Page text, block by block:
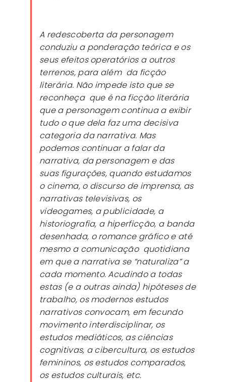
A redescoberta da personagem
conduziu a ponderação teórica e os
seus efeitos operatórios a outros
terrenos, para além da ficção
literária. Não impede isto que se
reconheça que é na ficção literária
que a personagem continua a exibir
tudo o que dela faz uma decisiva
categoria da narrativa. Mas
podemos continuar a falar da
narrativa, da personagem e das
suas figurações, quando estudamos
o cinema, o discurso de imprensa, as
narrativas televisivas, os
videogames, a publicidade, a
historiografia, a hiperficção, a banda
desenhada, o romance gráfico e até
mesmo a comunicação quotidiana
em que a narrativa se “naturaliza” a
cada momento. Acudindo a todas
estas (e a outras ainda) hipóteses de
trabalho, os modernos estudos
narrativos convocam, em fecundo
movimento interdisciplinar, os
estudos mediáticos, as ciências
cognitivas, a cibercultura, os estudos
femininos, os estudos comparados,
os estudos culturais, etc.